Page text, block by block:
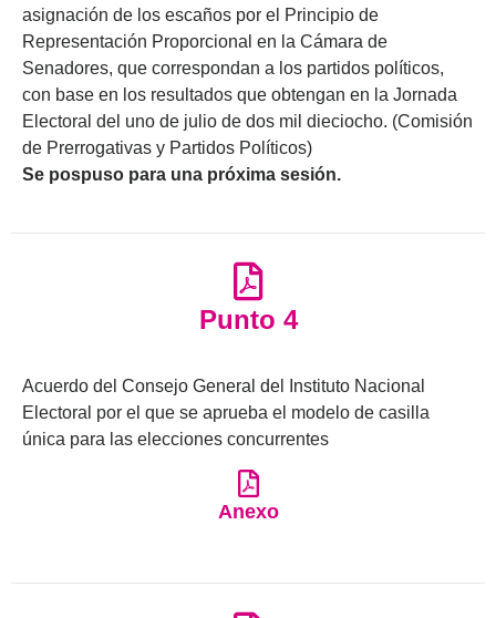
asignación de los escaños por el Principio de
Representación Proporcional en la Cámara de
Senadores, que correspondan a los partidos políticos,
con base en los resultados que obtengan en la Jornada
Electoral del uno de julio de dos mil dieciocho. (Comisión
de Prerrogativas y Partidos Políticos)
Se pospuso para una próxima sesión.
Punto 4
Acuerdo del Consejo General del Instituto Nacional
Electoral por el que se aprueba el modelo de casilla
única para las elecciones concurrentes
Anexo